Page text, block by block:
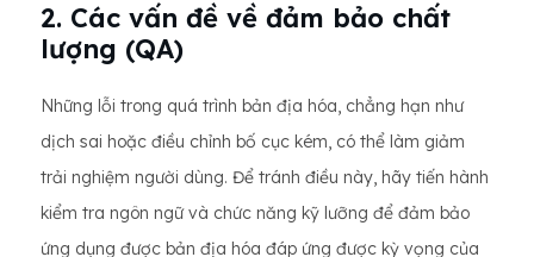
2. Các vấn đề về đảm bảo chất
lượng (QA)
Những lỗi trong quá trình bản địa hóa, chẳng hạn như
dịch sai hoặc điều chỉnh bố cục kém, có thể làm giảm
trải nghiệm người dùng. Để tránh điều này, hãy tiến hành
kiểm tra ngôn ngữ và chức năng kỹ lưỡng để đảm bảo
ứng dụng được bản địa hóa đáp ứng được kỳ vọng của